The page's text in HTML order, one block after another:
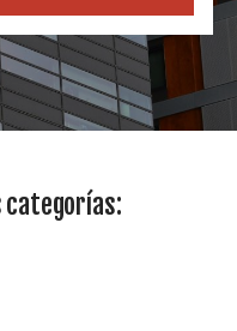
categorías: